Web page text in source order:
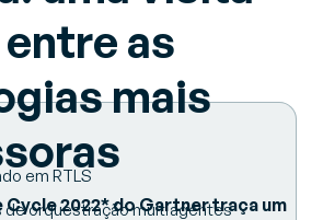
as
mais
Cycle 2022* do Gartner traça um
em RTLS
de orquestração multiagentes